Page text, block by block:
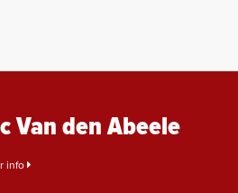
Van den Abeele
info